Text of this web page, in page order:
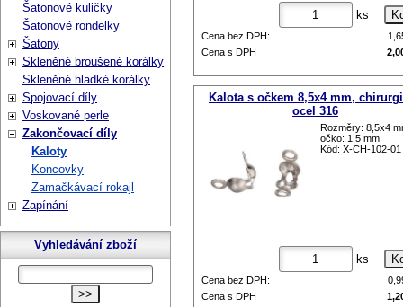
ks
Cena bez DPH:
Cena s DPH
Kalota s očkem 8,5x4 mm,
ocel 316
Rozměry: 8,5x4
očko: 1,5 mm
Kód: X-CH-102-01
ks
Cena bez DPH:
Cena s DPH
Šatonové kuličky
Šatonové rondelky
Šatony
Skleněné broušené korálky
Skleněné hladké korálky
Spojovací díly
Voskované perle
Zakončovací díly
Kaloty
Koncovky
Zamačkávací rokajl
Zapínání
Vyhledávání zboží